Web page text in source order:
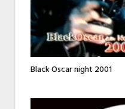
Black Oscar night 2001